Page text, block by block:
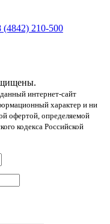
(4842) 210-500
интернет-сайт
характер и ни
офертой, определяемой
кодекса Российской